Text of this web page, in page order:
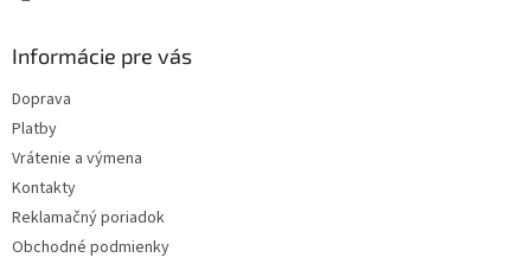
Informácie pre vás
Doprava
Platby
Vrátenie a výmena
Kontakty
Reklamačný poriadok
Obchodné podmienky